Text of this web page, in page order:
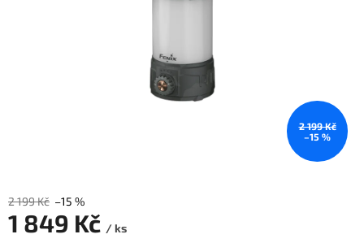
2 199 Kč
–15 %
2 199 Kč –15 %
1 849 Kč / ks